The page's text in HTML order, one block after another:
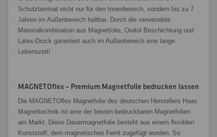
Schutzlaminat nicht nur für den Innenbereich, sondern bis zu 7
Jahren im Außenbereich haltbar. Durch die verwendete
Materialkombination aus Magnetfolie, Orafol Beschichtung und
Latex-Druck garantiert auch im Außenbereich eine lange
Lebenszeit!
MAGNETOflex – Premium Magnetfolie bedrucken lassen
Die MAGNETOflex Magnetfolie des deutschen Herstellers Haas
Magnettechnik ist eine der besten bedruckbaren Magnetfolien
am Markt. Diese Dauermagnetfolie besteht aus einem flexiblen
Kunststoff, dem magnetisches Ferrit zugefügt wurden. So